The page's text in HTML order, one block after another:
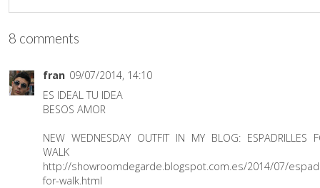
8 comments
fran 09/07/2014, 14:10
ES IDEAL TU IDEA
BESOS AMOR
NEW WEDNESDAY OUTFIT IN MY BLOG: ESPADRILLES
WALK
http://showroomdegarde.blogspot.com.es/2014/07/
for-walk.html